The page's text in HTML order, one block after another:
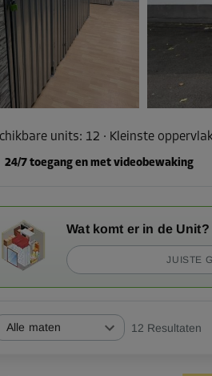
units: 12 · Kleinste
24/7 toegang en met videobewaking
Wat komt er in de Unit?
JUISTE
Alle maten 12 Resultaten